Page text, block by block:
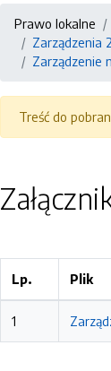
Prawo lokalne
Zarządzenia
Zarządzenie
Treść do
Lp. Plik
1